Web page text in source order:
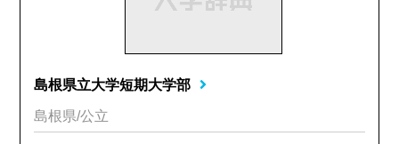
島根県立大学短期大学部
島根県/公立